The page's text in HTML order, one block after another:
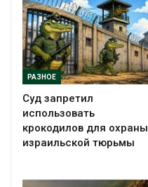
РАЗНОЕ
Суд запретил
использовать
крокодилов для охраны
израильской тюрьмы